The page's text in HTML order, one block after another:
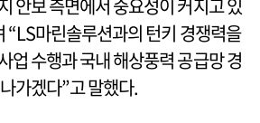
안보 측면에서 중요성이 커지고 있
“LS마린솔루션과의 턴키 경쟁력을
업 수행과 국내 해상풍력 공급망 경
가겠다”고 말했다.